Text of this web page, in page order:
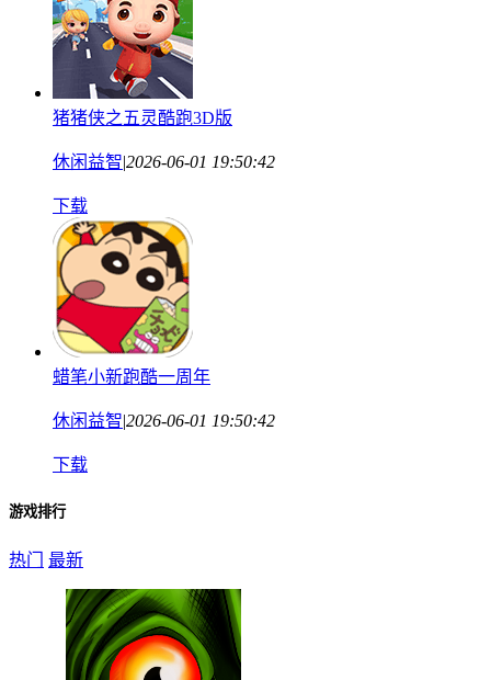
猪猪侠之五灵酷跑3D版
休闲益智|2026-06-01 19:50:42
下载
蜡笔小新跑酷一周年
休闲益智|2026-06-01 19:50:42
下载
游戏排行
热门 最新